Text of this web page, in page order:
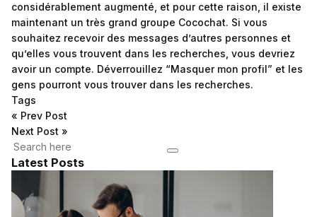
considérablement augmenté, et pour cette raison, il existe
maintenant un très grand groupe Cocochat. Si vous
souhaitez recevoir des messages d’autres personnes et
qu’elles vous trouvent dans les recherches, vous devriez
avoir un compte. Déverrouillez “Masquer mon profil” et les
gens pourront vous trouver dans les recherches.
Tags
« Prev Post
Next Post »
Latest Posts